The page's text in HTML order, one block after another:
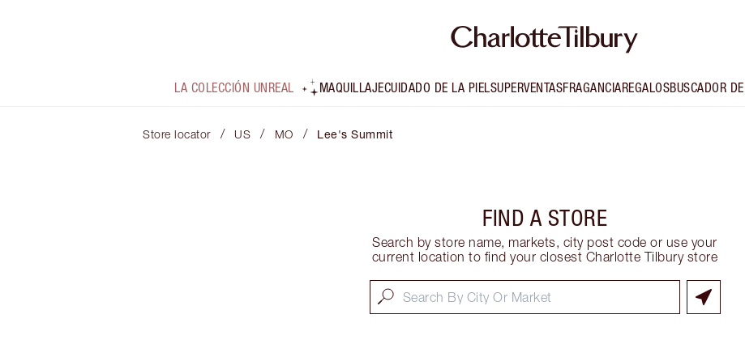
LA COLECCIÓN UNREAL MAQUILLAJECUIDADO DE LA PIELSUPERVENTASFRAGANCIAREGALOSBUSCADOR
Store locator / US / MO / Lee's Summit
FIND A STORE
Search by store name, markets, city post code or use your
current location to find your closest Charlotte Tilbury store